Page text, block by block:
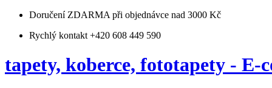
Doručení ZDARMA při objednávce nad 3000 Kč
Rychlý kontakt +420 608 449 590
tapety, koberce, fototapety - E-